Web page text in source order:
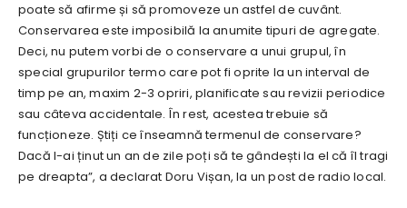
poate să afirme și să promoveze un astfel de cuvânt.
Conservarea este imposibilă la anumite tipuri de agregate.
Deci, nu putem vorbi de o conservare a unui grupul, în
special grupurilor termo care pot fi oprite la un interval de
timp pe an, maxim 2-3 opriri, planificate sau revizii periodice
sau câteva accidentale. În rest, acestea trebuie să
funcționeze. Știți ce înseamnă termenul de conservare?
Dacă l-ai ținut un an de zile poți să te gândești la el că îl tragi
pe dreapta”, a declarat Doru Vișan, la un post de radio local.